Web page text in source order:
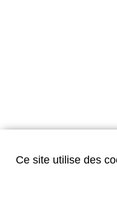
Ce site utilise des